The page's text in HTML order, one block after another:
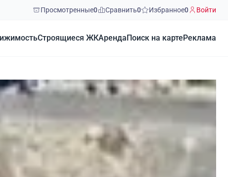
Просмотренные0 Сравнить0 Избранное0 Войти
Строящиеся ЖКАренда Поиск на карте Реклама